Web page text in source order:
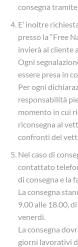
consegna tramite
E’ inoltre
presso la “Free
invierà al cliente
Ogni
essere presa in
Per ogni
responsabilità
momento in cui
riconsegna al
confronti del
Nel caso di
contattato
di consegna e la
La consegna
9.00 alle 18.00,
venerdì.
La consegna
giorni lavorativi